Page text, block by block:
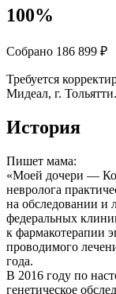
100%
Собрано 186 899 ₽
Требуется
Мидеал, г. Тольятти.
История
Пишет мама:
«Моей дочери —
невролога
на обследовании и
федеральных
к фармакотерапии
проводимого
года.
В 2016 году по
генетическое